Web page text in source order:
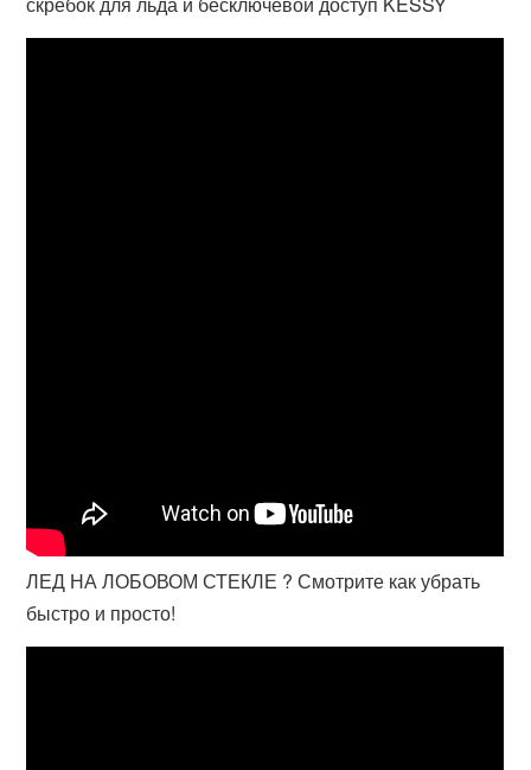
ЛЕД НА ЛОБОВОМ СТЕКЛЕ ? Смотрите как убрать
быстро и просто!